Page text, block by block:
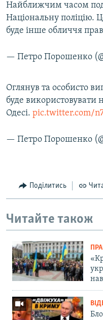
Найближчим часом
Національну поліцію.
буде інше обличчя
— Петро Порошенко
Оглянув та особисто
буде використовувати
Одесі. pic.twitter.com/
— Петро Порошенко
Поділитись
Читайте також